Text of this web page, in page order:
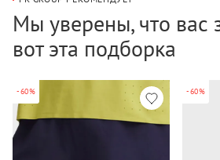
Мы уверены, что вас
вот эта подборка
-60% -60%